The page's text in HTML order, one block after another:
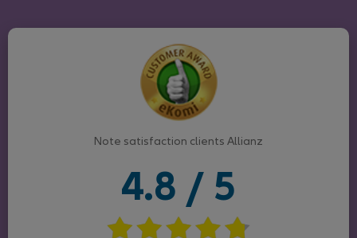
Note satisfaction clients Allianz
4.8 / 5